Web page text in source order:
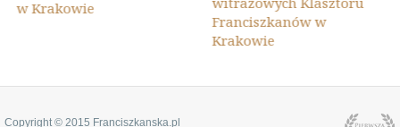
w Krakowie
Franciszkanów w
Krakowie
Copyright © 2015 Franciszkanska.pl